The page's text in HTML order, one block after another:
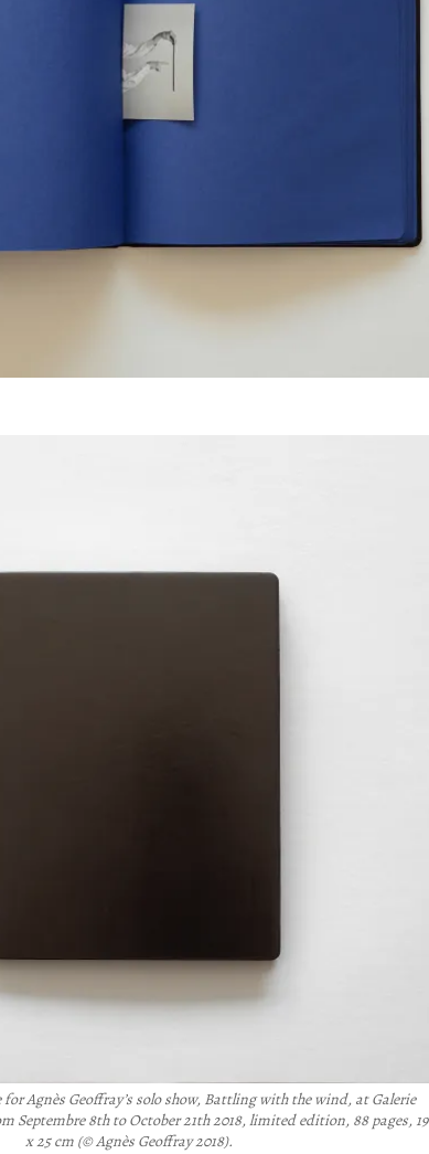
Agnès Geoffray’s solo show, Battling with the wind, at Galerie
Septembre 8th to October 21th 2018, limited edition, 88 pages, 19
x 25 cm (© Agnès Geoffray 2018).